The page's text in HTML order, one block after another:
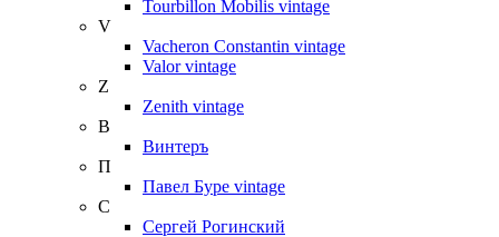
Tourbillon Mobilis vintage
V
Vacheron Constantin vintage
Valor vintage
Z
Zenith vintage
В
Винтеръ
П
Павел Буре vintage
С
Сергей Рогинский